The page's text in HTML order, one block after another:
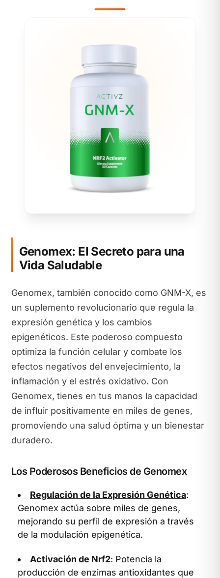
Genomex: El Secreto para una
Vida Saludable
Genomex, también conocido como GNM-X, es
un suplemento revolucionario que regula la
expresión genética y los cambios
epigenéticos. Este poderoso compuesto
optimiza la función celular y combate los
efectos negativos del envejecimiento, la
inflamación y el estrés oxidativo. Con
Genomex, tienes en tus manos la capacidad
de influir positivamente en miles de genes,
promoviendo una salud óptima y un bienestar
duradero.
Los Poderosos Beneficios de Genomex
Regulación de la Expresión Genética:
Genomex actúa sobre miles de genes,
mejorando su perfil de expresión a través
de la modulación epigenética.
Activación de Nrf2: Potencia la
producción de enzimas antioxidantes que